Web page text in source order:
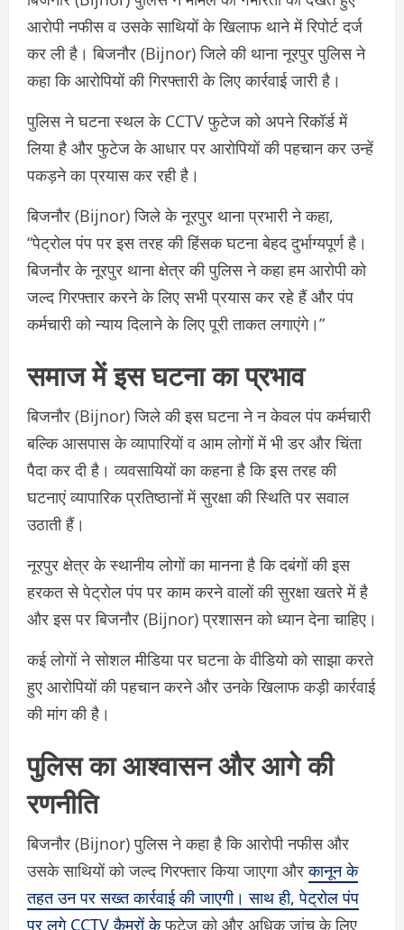
आरोपी नफीस व उसके साथियों के खिलाफ थाने में रिपोर्ट दर्ज
कर ली है। बिजनौर (Bijnor) जिले की थाना नूरपुर पुलिस ने
कहा कि आरोपियों की गिरफ्तारी के लिए कार्रवाई जारी है।
पुलिस ने घटना स्थल के CCTV फुटेज को अपने रिकॉर्ड में
लिया है और फुटेज के आधार पर आरोपियों की पहचान कर उन्हें
पकड़ने का प्रयास कर रही है।
बिजनौर (Bijnor) जिले के नूरपुर थाना प्रभारी ने कहा,
“पेट्रोल पंप पर इस तरह की हिंसक घटना बेहद दुर्भाग्यपूर्ण है।
बिजनौर के नूरपुर थाना क्षेत्र की पुलिस ने कहा हम आरोपी को
जल्द गिरफ्तार करने के लिए सभी प्रयास कर रहे हैं और पंप
कर्मचारी को न्याय दिलाने के लिए पूरी ताकत लगाएंगे।”
समाज में इस घटना का प्रभाव
बिजनौर (Bijnor) जिले की इस घटना ने न केवल पंप कर्मचारी
बल्कि आसपास के व्यापारियों व आम लोगों में भी डर और चिंता
पैदा कर दी है। व्यवसायियों का कहना है कि इस तरह की
घटनाएं व्यापारिक प्रतिष्ठानों में सुरक्षा की स्थिति पर सवाल
उठाती हैं।
नूरपुर क्षेत्र के स्थानीय लोगों का मानना है कि दबंगों की इस
हरकत से पेट्रोल पंप पर काम करने वालों की सुरक्षा खतरे में है
और इस पर बिजनौर (Bijnor) प्रशासन को ध्यान देना चाहिए।
कई लोगों ने सोशल मीडिया पर घटना के वीडियो को साझा करते
हुए आरोपियों की पहचान करने और उनके खिलाफ कड़ी कार्रवाई
की मांग की है।
पुलिस का आश्वासन और आगे की
रणनीति
बिजनौर (Bijnor) पुलिस ने कहा है कि आरोपी नफीस और
उसके साथियों को जल्द गिरफ्तार किया जाएगा औरकानून के
तहत उन पर सख्त कार्रवाई की जाएगी। साथ ही, पेट्रोल पंप
पर लगे CCTV कैमरों केफुटेज को और अधिक जांच के लिए